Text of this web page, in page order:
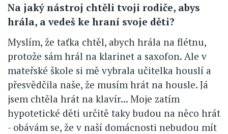
Na jaký nástroj chtěli tvoji rodiče, abys
hrála, a vedeš ke hraní svoje děti?
Myslím, že taťka chtěl, abych hrála na flétnu,
protože sám hrál na klarinet a saxofon. Ale v
mateřské škole si mě vybrala učitelka houslí a
přesvědčila naše, že musím hrát na housle. Já
jsem chtěla hrát na klavír... Moje zatím
hypotetické děti určitě taky budou na něco hrát
- obávám se, že v naší domácnosti nebudou mít